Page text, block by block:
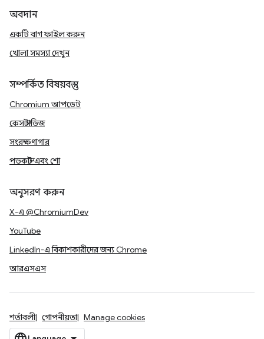
অবদান
একটি বাগ ফাইল করুন
খোলা সমস্যা দেখুন
সম্পর্কিত বিষয়বস্তু
Chromium আপডেট
কেস স্টাডিজ
সংরক্ষণাগার
পডকাস্ট এবং শো
অনুসরণ করুন
X-এ @ChromiumDev
YouTube
LinkedIn-এ বিকাশকারীদের জন্য Chrome
আরএসএস
শর্তাবলী গোপনীয়তা Manage cookies